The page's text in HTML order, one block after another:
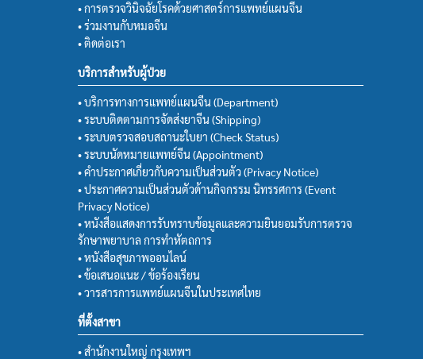
• การตรวจวินิจฉัยโรคด้วยศาสตร์การแพทย์แผนจีน
• ร่วมงานกับหมอจีน
• ติดต่อเรา
บริการสำหรับผู้ป่วย
• บริการทางการแพทย์แผนจีน (Department)
• ระบบติดตามการจัดส่งยาจีน (Shipping)
• ระบบตรวจสอบสถานะใบยา (Check Status)
• ระบบนัดหมายแพทย์จีน (Appointment)
• คำประกาศเกี่ยวกับความเป็นส่วนตัว (Privacy Notice)
• ประกาศความเป็นส่วนตัวด้านกิจกรรม นิทรรศการ (Event
Privacy Notice)
• หนังสือแสดงการรับทราบข้อมูลและความยินยอมรับการตรวจ
รักษาพยาบาล การทำหัตถการ
• หนังสือสุขภาพออนไลน์
• ข้อเสนอแนะ / ข้อร้องเรียน
• วารสารการแพทย์แผนจีนในประเทศไทย
ที่ตั้งสาขา
• สำนักงานใหญ่ กรุงเทพฯ